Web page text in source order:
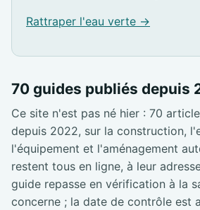
Rattraper l'eau verte →
70 guides publiés depuis
Ce site n'est pas né hier : 70
depuis 2022, sur la construction,
l'équipement et l'aménagement
restent tous en ligne, à leur
guide repasse en vérification à la
concerne ; la date de contrôle est